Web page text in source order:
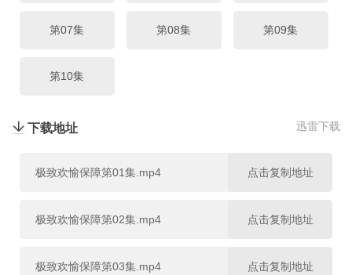
第07集 第08集 第09集
第10集
迅雷下载
下载地址
极致欢愉保障第01集.mp4 点击复制地址
极致欢愉保障第02集.mp4 点击复制地址
极致欢愉保障第03集.mp4 点击复制地址